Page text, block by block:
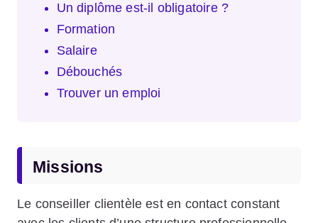
Un diplôme est-il obligatoire ?
Formation
Salaire
Débouchés
Trouver un emploi
Missions
Le conseiller clientèle est en contact constant